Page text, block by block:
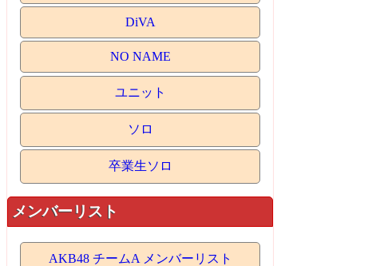
DiVA
NO NAME
ユニット
ソロ
卒業生ソロ
メンバーリスト
AKB48 チームA メンバーリスト